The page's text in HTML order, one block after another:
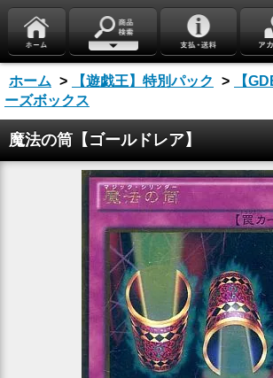
ホーム > 【遊戯王】特別パック >
【
ーズボックス
魔法の筒【ゴールドレア】